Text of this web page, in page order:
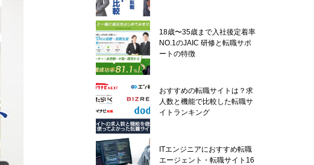
18歳〜35歳まで入社後定着率
NO.1のJAIC 研修と転職サポ
ートの特徴
おすすめの転職サイトは？求
人数と機能で比較した転職サ
イトランキング
ITエンジニアにおすすめ転職
エージェント・転職サイト16